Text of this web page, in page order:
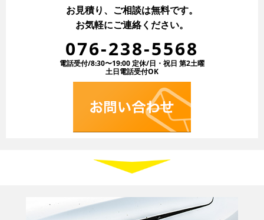
お見積り、ご相談は無料です。
お気軽にご連絡ください。
076-238-5568
電話受付/8:30〜19:00 定休/日・祝日 第2土曜
土日電話受付OK